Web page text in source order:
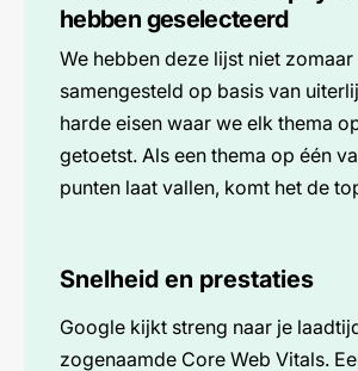
hebben geselecteerd
We hebben deze lijst niet zomaar
samengesteld op basis van
harde eisen waar we elk thema
getoetst. Als een thema op één
punten laat vallen, komt het de
Snelheid en prestaties
Google kijkt streng naar je
zogenaamde Core Web Vitals.